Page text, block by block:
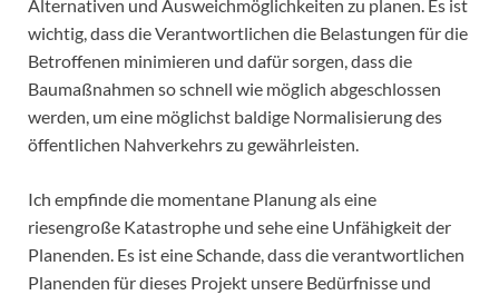
Alternativen und Ausweichmöglichkeiten zu planen. Es ist
wichtig, dass die Verantwortlichen die Belastungen für die
Betroffenen minimieren und dafür sorgen, dass die
Baumaßnahmen so schnell wie möglich abgeschlossen
werden, um eine möglichst baldige Normalisierung des
öffentlichen Nahverkehrs zu gewährleisten.
Ich empfinde die momentane Planung als eine
riesengroße Katastrophe und sehe eine Unfähigkeit der
Planenden. Es ist eine Schande, dass die verantwortlichen
Planenden für dieses Projekt unsere Bedürfnisse und